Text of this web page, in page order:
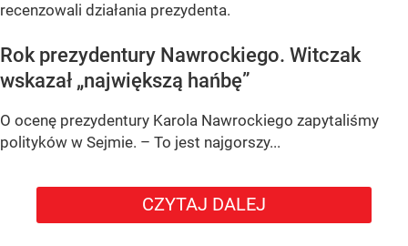
recenzowali działania prezydenta.
Rok prezydentury Nawrockiego. Witczak
wskazał „największą hańbę”
O ocenę prezydentury Karola Nawrockiego zapytaliśmy
polityków w Sejmie. – To jest najgorszy...
CZYTAJ DALEJ